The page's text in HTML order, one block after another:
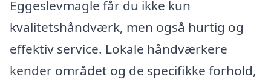
Eggeslevmagle får du ikke kun
kvalitetshåndværk, men også hurtig og
effektiv service. Lokale håndværkere
kender området og de specifikke forhold,